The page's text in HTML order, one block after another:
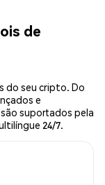
de
do seu cripto. Do
e
suportados pela
24/7.